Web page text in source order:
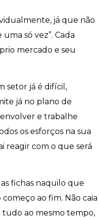
já que não
só vez”. Cada
mercado e seu
setor já é difícil,
já no plano de
e trabalhe
os esforços na sua
reagir com o que será
fichas naquilo que
ao fim. Não caia
tudo ao mesmo tempo,